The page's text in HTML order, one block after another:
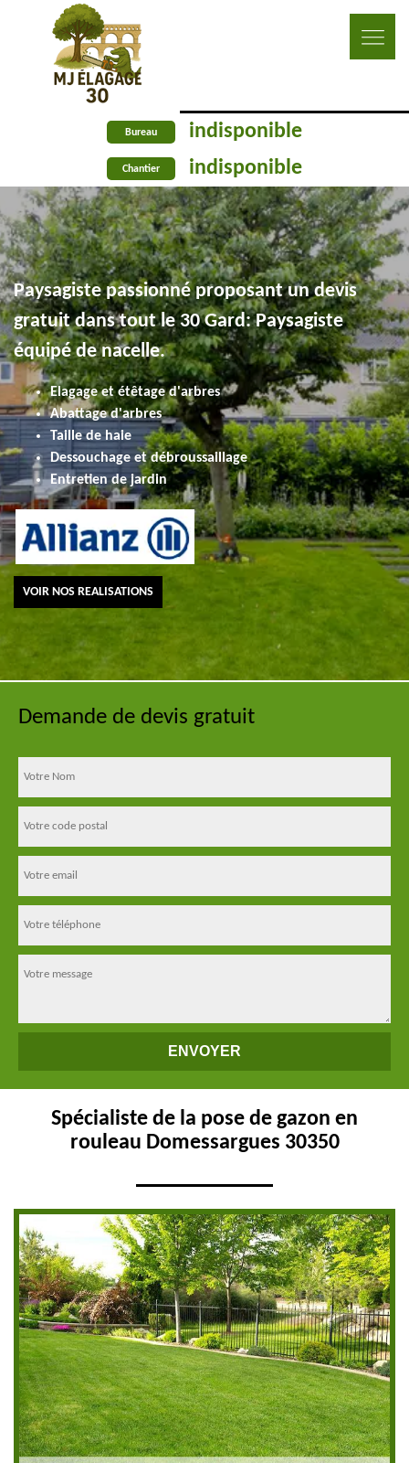
Bureau indisponible
Chantier indisponible
Paysagiste passionné proposant un devis
gratuit dans tout le 30 Gard: Paysagiste
équipé de nacelle.
Elagage et étêtage d'arbres
Abattage d'arbres
Taille de haie
Dessouchage et débroussaillage
Entretien de jardin
VOIR NOS REALISATIONS
Demande de devis gratuit
Spécialiste de la pose de gazon en
rouleau Domessargues 30350